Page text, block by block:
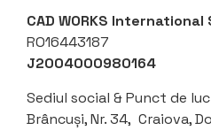
CAD WORKS International
RO16443187
J2004000980164
Sediul social &Punct de
Brâncuși, Nr. 34, Craiova,